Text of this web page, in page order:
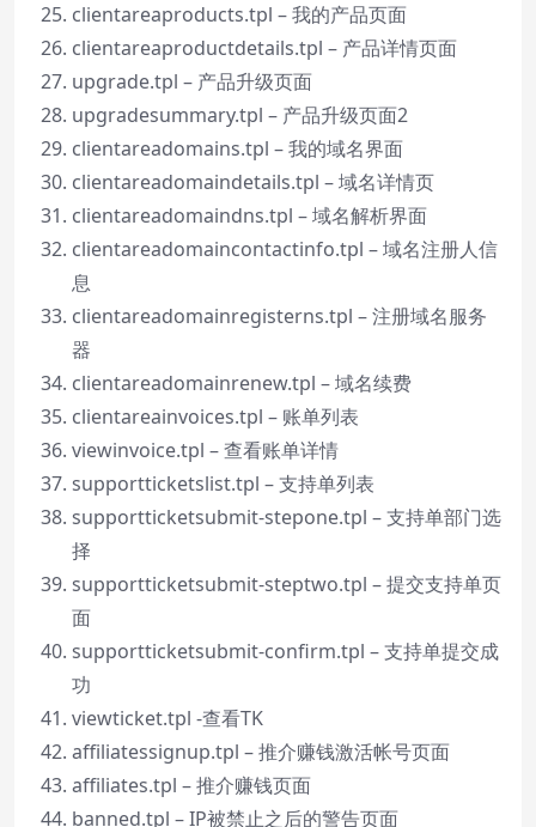
clientareaproducts.tpl – 我的产品页面
clientareaproductdetails.tpl – 产品详情页面
upgrade.tpl – 产品升级页面
upgradesummary.tpl – 产品升级页面2
clientareadomains.tpl – 我的域名界面
clientareadomaindetails.tpl – 域名详情页
clientareadomaindns.tpl – 域名解析界面
clientareadomaincontactinfo.tpl – 域名注册人信
息
clientareadomainregisterns.tpl – 注册域名服务
器
clientareadomainrenew.tpl – 域名续费
clientareainvoices.tpl – 账单列表
viewinvoice.tpl – 查看账单详情
supportticketslist.tpl – 支持单列表
supportticketsubmit-stepone.tpl – 支持单部门选
择
supportticketsubmit-steptwo.tpl – 提交支持单页
面
supportticketsubmit-confirm.tpl – 支持单提交成
功
viewticket.tpl -查看TK
affiliatessignup.tpl – 推介赚钱激活帐号页面
affiliates.tpl – 推介赚钱页面
banned.tpl – IP被禁止之后的警告页面